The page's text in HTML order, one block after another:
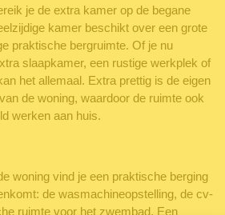
je de extra kamer op de begane
kamer beschikt over een grote
praktische bergruimte. Of je nu
slaapkamer, een rustige werkplek of
het allemaal. Extra prettig is de eigen
de woning, waardoor de ruimte ook
werken aan huis.
woning vind je een praktische berging
de wasmachineopstelling, de cv-
ruimte voor het zwembad. Een